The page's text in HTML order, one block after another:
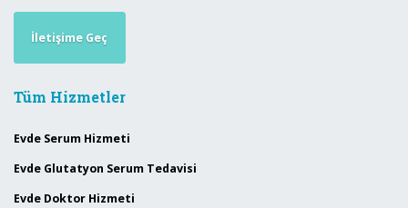
İletişime Geç
Tüm Hizmetler
Evde Serum Hizmeti
Evde Glutatyon Serum Tedavisi
Evde Doktor Hizmeti